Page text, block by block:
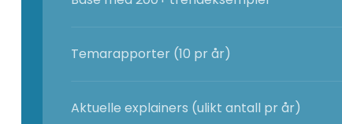
Temarapporter (10 pr år)
Aktuelle explainers (ulikt antall pr år)